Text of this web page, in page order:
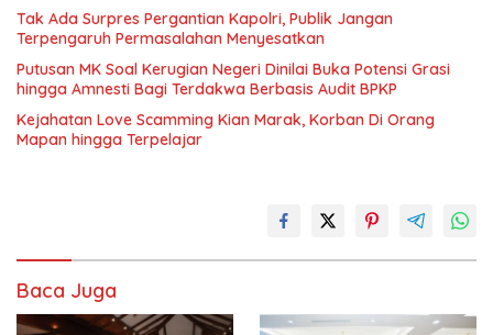
Tak Ada Surpres Pergantian Kapolri, Publik Jangan
Terpengaruh Permasalahan Menyesatkan
Putusan MK Soal Kerugian Negeri Dinilai Buka Potensi Grasi
hingga Amnesti Bagi Terdakwa Berbasis Audit BPKP
Kejahatan Love Scamming Kian Marak, Korban Di Orang
Mapan hingga Terpelajar
Baca Juga